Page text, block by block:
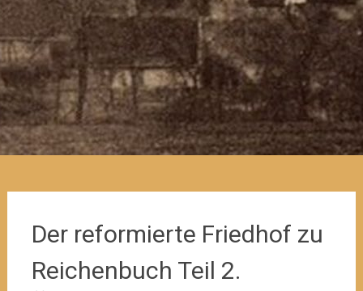
Der reformierte Friedhof zu
Reichenbuch Teil 2.